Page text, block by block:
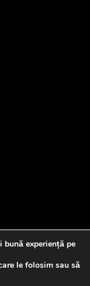
experiență pe
le folosim sau să